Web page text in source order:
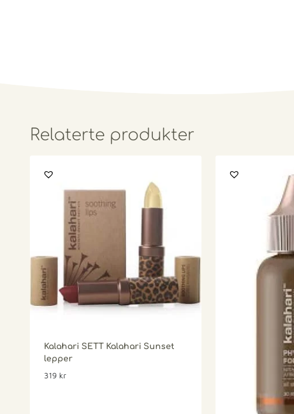
Relaterte produkter
Kalahari SETT Kalahari Sunset
lepper
319 kr